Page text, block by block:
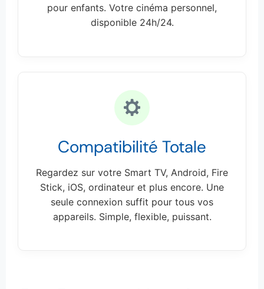
pour enfants. Votre cinéma personnel,
disponible 24h/24.
Compatibilité Totale
Regardez sur votre Smart TV, Android, Fire
Stick, iOS, ordinateur et plus encore. Une
seule connexion suffit pour tous vos
appareils. Simple, flexible, puissant.